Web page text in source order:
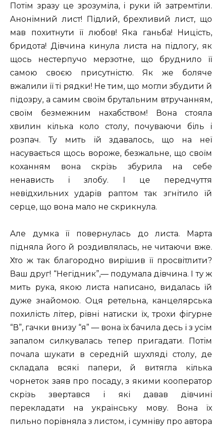
Потім зразу це зрозуміла, і руки їй затремтіли.
Анонімний лист! Підлий, брехливий лист, що
мав похитнути її любов! Яка ганьба! Ницість,
бридота! Дівчина кинула листа на підлогу, як
щось нестерпучо мерзотне, що бруднило її
самою своєю присутністю. Як же боляче
вжалили її ті рядки! Не тим, що могли збудити й
підозру, а самим своїм брутальним втручанням,
своїм безмежним нахабством! Вона стояла
хвилин кілька коло столу, почуваючи біль і
розпач. Ту мить їй здавалось, що на неї
насувається щось вороже, безжальне, що своїм
коханням вона скрізь збурила на себе
ненависть і злобу. І це передчуття
невідхильних ударів раптом так згнітило їй
серце, що вона мало не скрикнула.
Але думка її повернулась до листа. Марта
підняла його й роздивлялась, не читаючи вже.
Хто ж так благородно вирішив її просвітлити?
Ваш друг! “Негідник”,— подумала дівчина. І ту ж
мить рука, якою листа написано, видалась їй
дуже знайомою. Оця ретельна, канцелярська
похилість літер, рівні натиски їх, трохи фігурне
“В”, гачки внизу “я” — вона їх бачила десь і з усім
запалом силкувалась тепер пригадати. Потім
почала шукати в середній шухляді столу, де
складала всякі папери, й витягла кілька
чорнеток заяв про посаду, з якими кооператор
скрізь звертався і які давав дівчині
перекладати на українську мову. Вона їх
пильно порівняла з листом, і сумніву про автора